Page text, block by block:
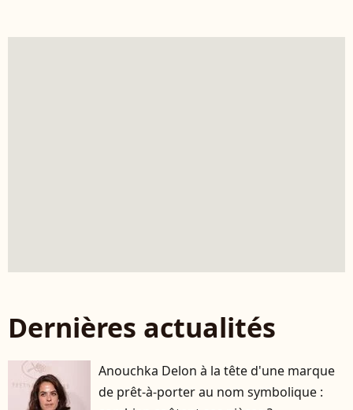
Dernières actualités
Anouchka Delon à la tête d'une marque
de prêt-à-porter au nom symbolique :